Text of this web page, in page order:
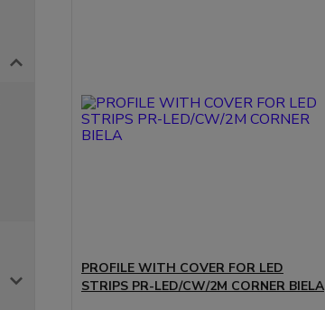
PROFILE WITH COVER FOR LED
STRIPS PR-LED/CW/2M CORNER BIELA